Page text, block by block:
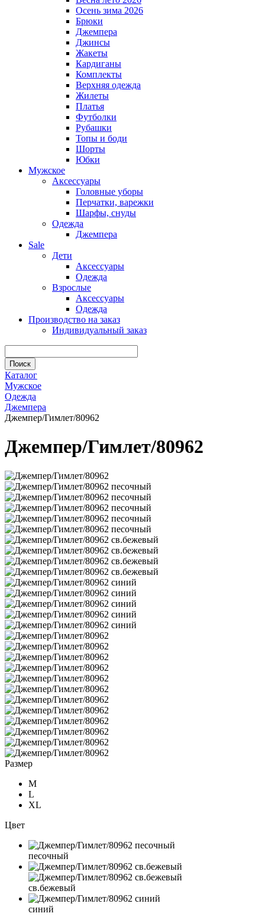
Осень зима 2026
Брюки
Джемпера
Джинсы
Жакеты
Кардиганы
Комплекты
Верхняя одежда
Жилеты
Платья
Футболки
Рубашки
Топы и боди
Шорты
Юбки
Мужское
Аксессуары
Головные уборы
Перчатки, варежки
Шарфы, снуды
Одежда
Джемпера
Sale
Дети
Аксессуары
Одежда
Взрослые
Аксессуары
Одежда
Производство на заказ
Индивидуальный заказ
Каталог
Мужское
Одежда
Джемпера
Джемпер/Гимлет/80962
Джемпер/Гимлет/80962
Размер
M
L
XL
Цвет
песочный
св.бежевый
синий